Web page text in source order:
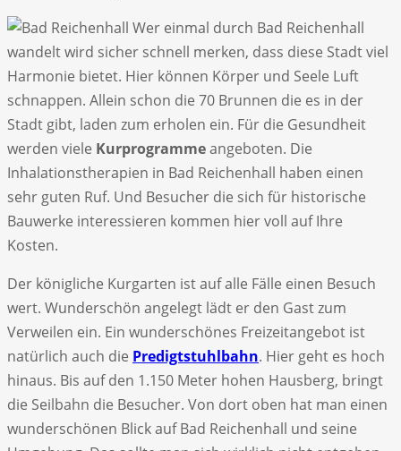
Wer einmal durch Bad Reichenhall
wandelt wird sicher schnell merken, dass diese Stadt viel
Harmonie bietet. Hier können Körper und Seele Luft
schnappen. Allein schon die 70 Brunnen die es in der
Stadt gibt, laden zum erholen ein. Für die Gesundheit
werden viele Kurprogrammeangeboten. Die
Inhalationstherapien in Bad Reichenhall haben einen
sehr guten Ruf. Und Besucher die sich für historische
Bauwerke interessieren kommen hier voll auf Ihre
Kosten.
Der königliche Kurgarten ist auf alle Fälle einen Besuch
wert. Wunderschön angelegt lädt er den Gast zum
Verweilen ein. Ein wunderschönes Freizeitangebot ist
natürlich auch die Predigtstuhlbahn. Hier geht es hoch
hinaus. Bis auf den 1.150 Meter hohen Hausberg, bringt
die Seilbahn die Besucher. Von dort oben hat man einen
wunderschönen Blick auf Bad Reichenhall und seine